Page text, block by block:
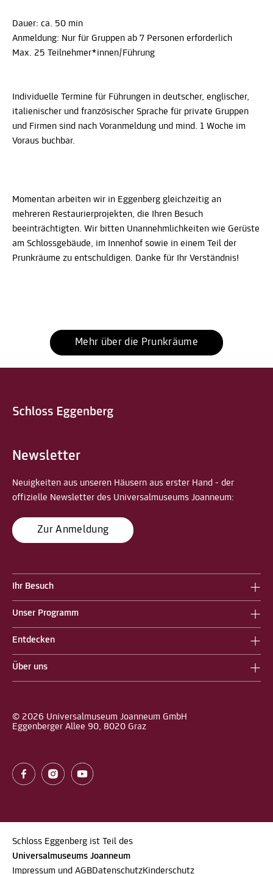
Dauer: ca. 50 min
Anmeldung: Nur für Gruppen ab 7 Personen erforderlich
Max. 25 Teilnehmer*innen/Führung
Individuelle Termine für Führungen in deutscher, englischer,
italienischer und französischer Sprache für private Gruppen
und Firmen sind nach Voranmeldung und mind. 1 Woche im
Voraus buchbar.
Momentan arbeiten wir in Eggenberg gleichzeitig an
mehreren Restaurierprojekten, die Ihren Besuch
beeinträchtigten. Wir bitten Unannehmlichkeiten wie Gerüste
am Schlossgebäude, im Innenhof sowie in einem Teil der
Prunkräume zu entschuldigen. Danke für Ihr Verständnis!
Mehr über die Prunkräume
Newsletter
Neuigkeiten aus unseren Häusern aus erster Hand - der
offizielle Newsletter des Universalmuseums Joanneum:
Zur Anmeldung
Ihr Besuch
Unser Programm
Entdecken
Über uns
© 2026 Universalmuseum Joanneum GmbH
Eggenberger Allee 90, 8020 Graz
Schloss Eggenberg ist Teil des
Universalmuseums Joanneum
Impressum und AGBDatenschutzKinderschutz